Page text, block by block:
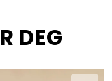
DEG